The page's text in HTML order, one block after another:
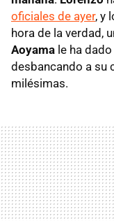
oficiales de ayer, y
hora de la verdad,
Aoyama le ha
desbancando a su
milésimas.